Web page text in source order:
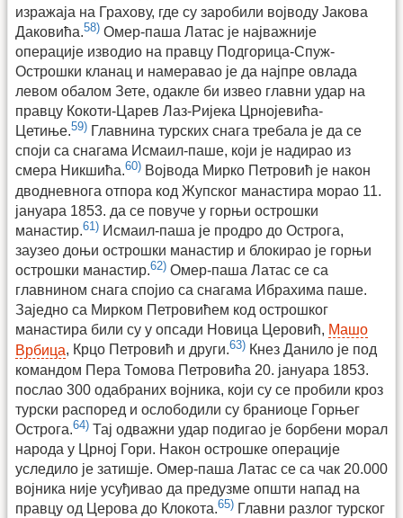
изражаја на Грахову, где су заробили војводу Јакова
Даковића.58) Омер-паша Латас је најважније
операције изводио на правцу Подгорица-Спуж-
Острошки кланац и намеравао је да најпре овлада
левом обалом Зете, одакле би извео главни удар на
правцу Кокоти-Царев Лаз-Ријека Црнојевића-
Цетиње.59) Главнина турских снага требала је да се
споји са снагама Исмаил-паше, који је надирао из
смера Никшића.60) Војвода Мирко Петровић је након
дводневнога отпора код Жупског манастира морао 11.
јануара 1853. да се повуче у горњи острошки
манастир.61) Исмаил-паша је продро до Острога,
заузео доњи острошки манастир и блокирао је горњи
острошки манастир.62) Омер-паша Латас се са
главнином снага спојио са снагама Ибрахима паше.
Заједно са Мирком Петровићем код острошког
манастира били су у опсади Новица Церовић, Машо
Врбица, Крцо Петровић и други.63) Кнез Данило је под
командом Пера Томова Петровића 20. јануара 1853.
послао 300 одабраних војника, који су се пробили кроз
турски распоред и ослободили су браниоце Горњег
Острога.64) Тај одважни удар подигао је борбени морал
народа у Црној Гори. Након острошке операције
уследило је затишје. Омер-паша Латас се са чак 20.000
војника није усуђивао да предузме општи напад на
правцу од Церова до Клокота.65) Главни разлог турског